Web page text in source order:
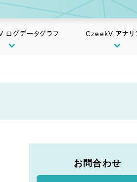
ログデータグラフ CzeekV アナリ
お問合わせ